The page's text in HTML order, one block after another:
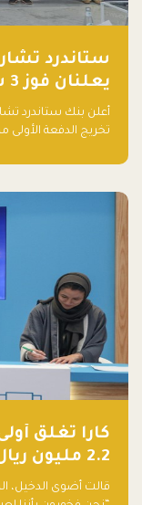
ستاندرد
والتكنولوجيا”
أعلن بنك ستاندرد
كارا تغلق
2.2 مليون ريال
قالت أضوى الدخيل،